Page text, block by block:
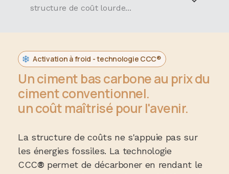
structure de coût lourde...
Activation à froid - technologie CCC®
Un ciment bas carbone au prix du
ciment conventionnel.
un coût maîtrisé pour l'avenir.
La structure de coûts ne s'appuie pas sur
les énergies fossiles. La technologie
CCC® permet de décarboner en rendant le